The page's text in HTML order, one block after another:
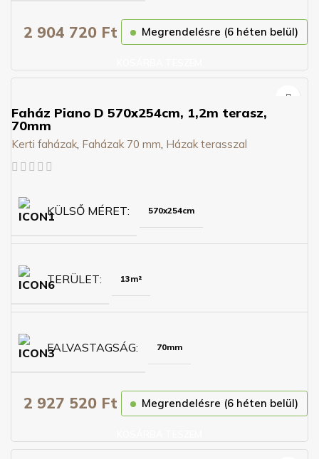
2 904 720 Ft Megrendelésre (6 héten belül)
Faház Piano D 570x254cm, 1,2m terasz,
70mm
Kerti faházak, Faházak 70 mm, Házak terasszal
KÜLSŐ MÉRET 570x254cm
TERÜLET 13m²
FALVASTAGSÁG 70mm
2 927 520 Ft Megrendelésre (6 héten belül)